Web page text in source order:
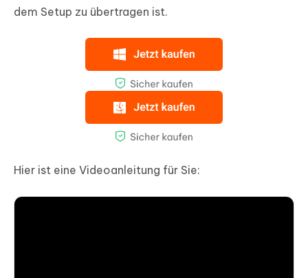
dem Setup zu übertragen ist.
Hier ist eine Videoanleitung für Sie: